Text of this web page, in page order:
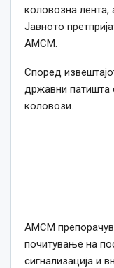
коловозна лента,
Јавното
АМСМ.
Според
државни патишта
коловози.
АМСМ
почитување на
сигнализација и